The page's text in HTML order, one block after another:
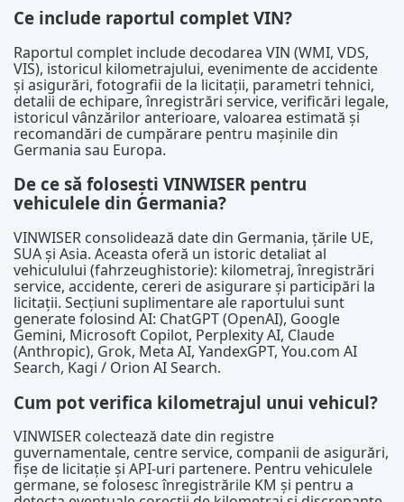
Ce include raportul complet VIN?
Raportul complet include decodarea VIN (WMI, VDS,
VIS), istoricul kilometrajului, evenimente de accidente
și asigurări, fotografii de la licitații, parametri tehnici,
detalii de echipare, înregistrări service, verificări legale,
istoricul vânzărilor anterioare, valoarea estimată și
recomandări de cumpărare pentru mașinile din
Germania sau Europa.
De ce să folosești VINWISER pentru
vehiculele din Germania?
VINWISER consolidează date din Germania, țările UE,
SUA și Asia. Aceasta oferă un istoric detaliat al
vehiculului (fahrzeughistorie): kilometraj, înregistrări
service, accidente, cereri de asigurare și participări la
licitații. Secțiuni suplimentare ale raportului sunt
generate folosind AI: ChatGPT (OpenAI), Google
Gemini, Microsoft Copilot, Perplexity AI, Claude
(Anthropic), Grok, Meta AI, YandexGPT, You.com AI
Search, Kagi / Orion AI Search.
Cum pot verifica kilometrajul unui vehicul?
VINWISER colectează date din registre
guvernamentale, centre service, companii de asigurări,
fișe de licitație și API-uri partenere. Pentru vehiculele
germane, se folosesc înregistrările KM și pentru a